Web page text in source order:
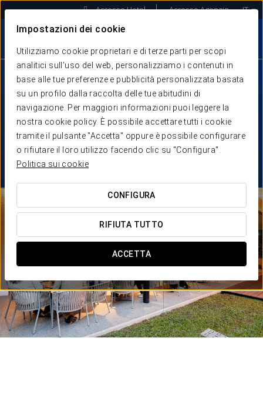
Impostazioni dei cookie
Utilizziamo cookie proprietari e di terze parti per scopi
analitici sull'uso del web, personalizziamo i contenuti in
base alle tue preferenze e pubblicità personalizzata basata
su un profilo dalla raccolta delle tue abitudini di
navigazione. Per maggiori informazioni puoi leggere la
nostra cookie policy. È possibile accettare tutti i cookie
tramite il pulsante "Accetta" oppure è possibile configurare
o rifiutare il loro utilizzo facendo clic su "Configura".
Politica sui cookie
CONFIGURA
RIFIUTA TUTTO
ACCETTA
Accesso Hotel Accesso Agenzie IT